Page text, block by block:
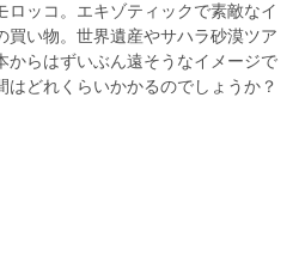
ロッコ。エキゾティックで素敵なイ
買い物。世界遺産やサハラ砂漠ツア
からはずいぶん遠そうなイメージで
どれくらいかかるのでしょうか？